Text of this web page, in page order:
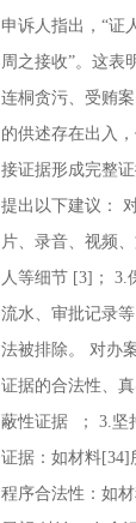
申诉人指出，“证
周之接收”。这表
连桐贪污、受贿
的供述存在出入
接证据形成完整
提出以下建议：
片、录音、视频
人等细节 [3]； 3.
流水、审批记录
法被排除。 对办
证据的合法性、
蔽性证据 ； 3.坚
证据：如材料[34]
程序合法性：如